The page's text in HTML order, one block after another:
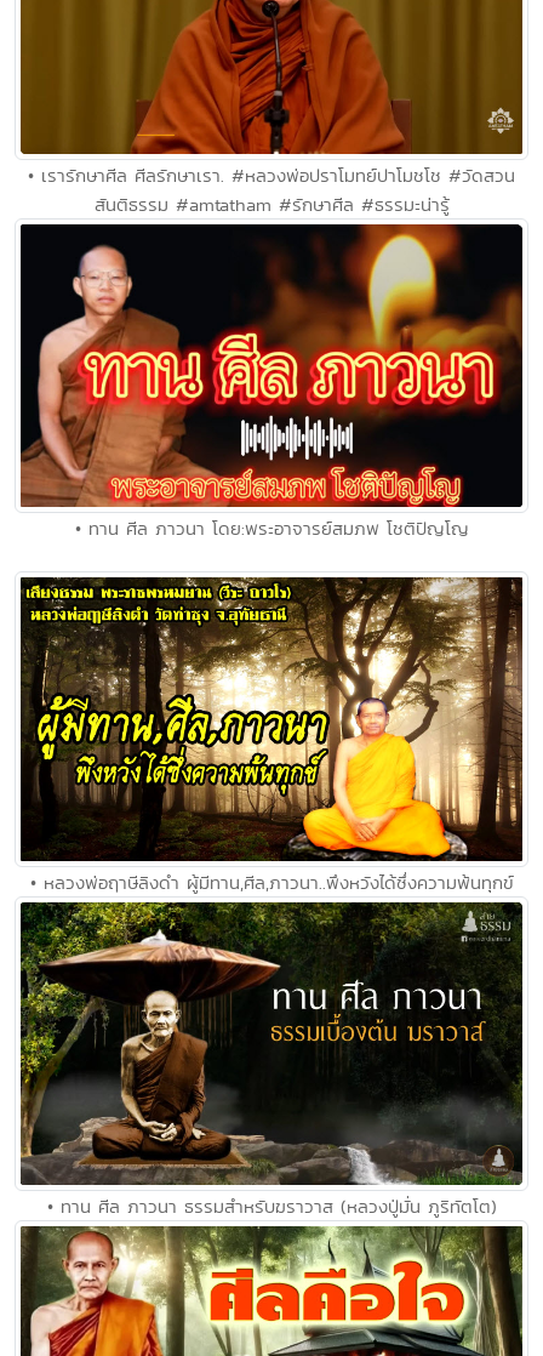
• เรารักษาศีล ศีลรักษาเรา. #หลวงพ่อปราโมทย์ปาโมชโช #วัดสวน
สันติธรรม #amtatham #รักษาศีล #ธรรมะน่ารู้
• ทาน ศีล ภาวนา โดย:พระอาจารย์สมภพ โชติปัญโญ
• หลวงพ่อฤาษีลิงดำ ผู้มีทาน,ศีล,ภาวนา..พึงหวังได้ซึ่งความพ้นทุกข์
• ทาน ศีล ภาวนา ธรรมสำหรับฆราวาส (หลวงปู่มั่น ภูริทัตโต)